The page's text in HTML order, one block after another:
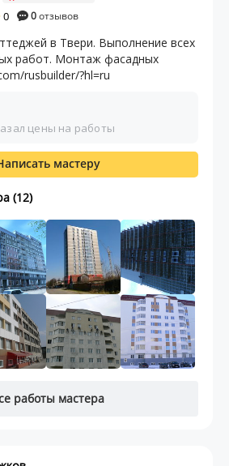
0 0отзывов
в Твери. Выполнение всех
работ. Монтаж фасадных
rusbuilder/?hl=ru
цены на работы
мастеру
(12)
работы мастера